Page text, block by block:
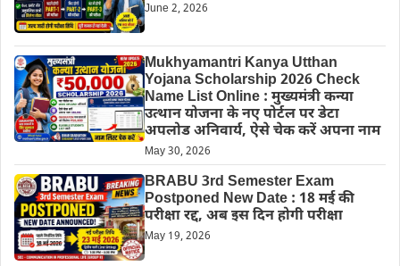
June 2, 2026
Mukhyamantri Kanya Utthan
Yojana Scholarship 2026 Check
Name List Online : मुख्यमंत्री कन्या
उत्थान योजना के नए पोर्टल पर डेटा
अपलोड अनिवार्य, ऐसे चेक करें अपना नाम
May 30, 2026
BRABU 3rd Semester Exam
Postponed New Date : 18 मई की
परीक्षा रद्द, अब इस दिन होगी परीक्षा
May 19, 2026